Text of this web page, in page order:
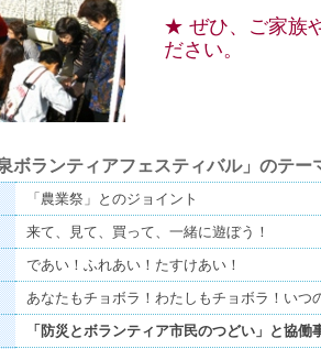
★ ぜひ、ご家族
ださい。
ボランティアフェスティバル」のテー
「農業祭」とのジョイント
来て、見て、買って、一緒に遊ぼう！
であい！ふれあい！たすけあい！
あなたもチョボラ！わたしもチョボラ！いつ
「防災とボランティア市民のつどい」と協働